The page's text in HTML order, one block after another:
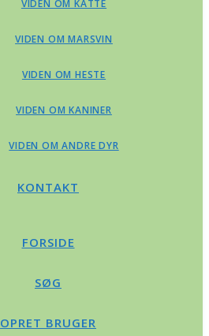
VIDEN OM KATTE
VIDEN OM MARSVIN
VIDEN OM HESTE
VIDEN OM KANINER
VIDEN OM ANDRE DYR
KONTAKT
FORSIDE
SØG
OPRET BRUGER